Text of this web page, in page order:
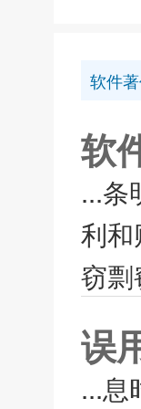
软件
软
...条
利
窃
误
...息